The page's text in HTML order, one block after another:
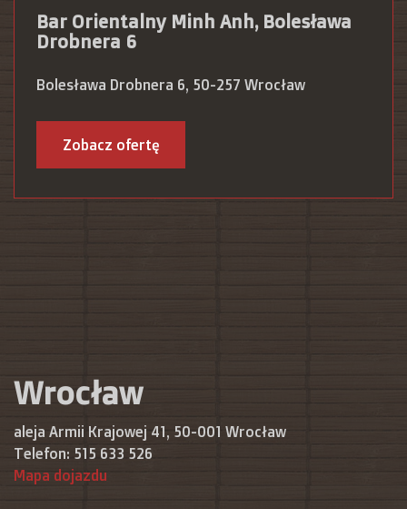
Bar Orientalny Minh Anh, Bolesława
Drobnera 6
Bolesława Drobnera 6, 50-257 Wrocław
Zobacz ofertę
Wrocław
aleja Armii Krajowej 41, 50-001 Wrocław
Telefon: 515 633 526
Mapa dojazdu